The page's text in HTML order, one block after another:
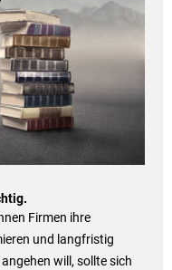
Firmen ihre
und langfristig
will, sollte sich